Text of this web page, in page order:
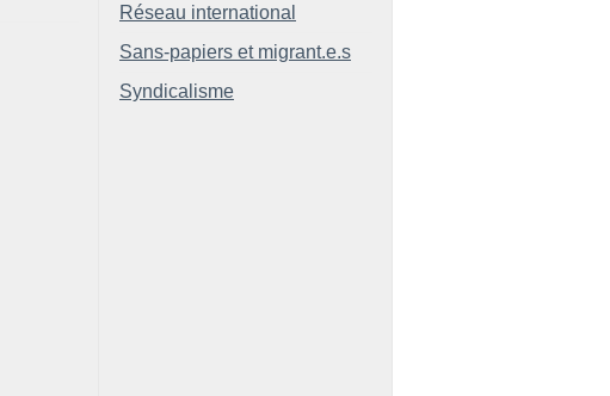
Réseau international
Sans-papiers et migrant.e.s
Syndicalisme